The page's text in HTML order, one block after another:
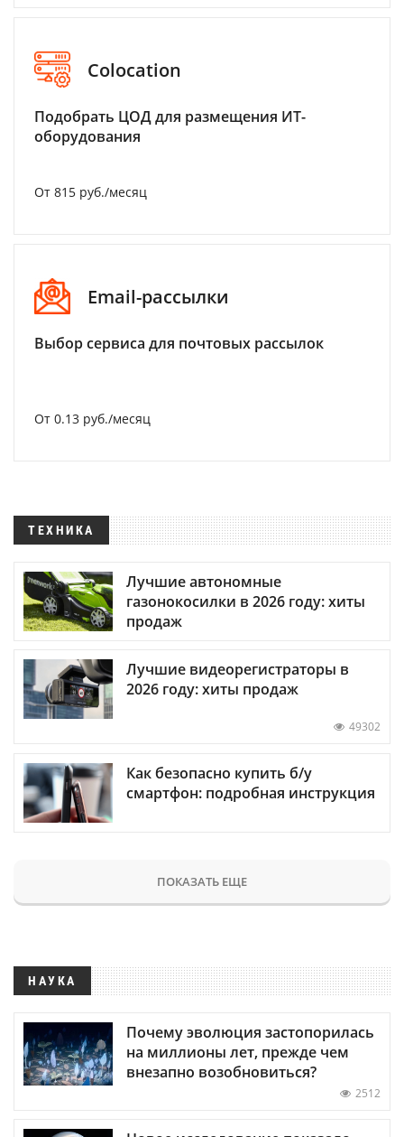
Colocation
Подобрать ЦОД для размещения ИТ-
оборудования
От 815 руб./месяц
Email-рассылки
Выбор сервиса для почтовых рассылок
От 0.13 руб./месяц
ТЕХНИКА
Лучшие автономные
газонокосилки в 2026 году: хиты
продаж
Лучшие видеорегистраторы в
2026 году: хиты продаж
49302
Как безопасно купить б/у
смартфон: подробная инструкция
ПОКАЗАТЬ ЕЩЕ
НАУКА
Почему эволюция застопорилась
на миллионы лет, прежде чем
внезапно возобновиться?
2512